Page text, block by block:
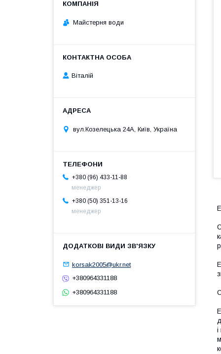
Майстерня води
Віталій
вул.Козелецька 24А, Київ, Україна
+380 (96) 433-11-88
менеджер
+380 (50) 351-13-16
менеджер
korsak2005@ukr.net
+380964331188
+380964331188